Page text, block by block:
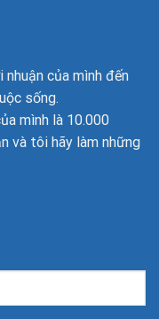
nhuận của mình đến
sống.
mình là 10.000
và tôi hãy làm những